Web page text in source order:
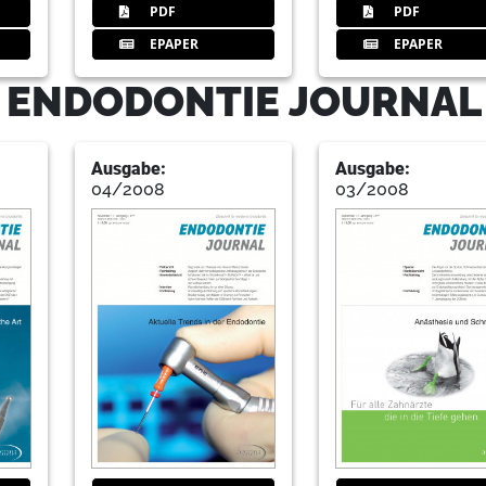
36Herstellerinformationen
Redaktion
Nachrichten
220 Millionen gehaltene
Christoph Dassing/Leipzig
43ZWP online Mediacenter -
44Fortbildung: Neue Spezialisten
PDF
EPAPER
PDF
EPAPER
JOURNAL
Ausgabe:
04/2008
Ausgabe:
03/2008